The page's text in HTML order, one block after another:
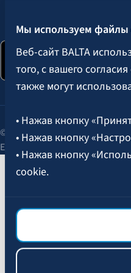
Мы используем файлы
Веб-сайт BALTA
того, с вашего
также могут
• Нажав кнопку
• Нажав кнопку
• Нажав кнопку
cookie.
Более подробная
© 2026 AAS BALTA | улица
Единый рег. № 40003049409.